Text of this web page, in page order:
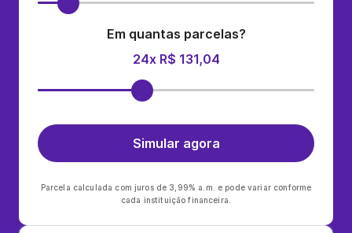
Em quantas parcelas?
24x R$ 131,04
Simular agora
Parcela calculada com juros de 3,99% a.m. e pode variar conforme
cada instituição financeira.